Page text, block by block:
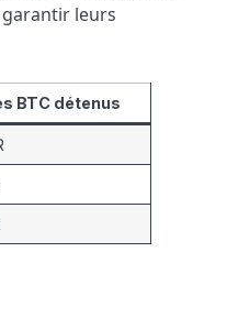
leurs
BTC détenus